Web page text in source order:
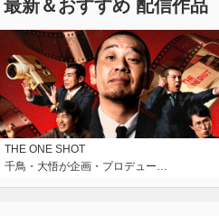
最新＆おすすめ 配信作品
THE ONE SHOT
千鳥・大悟が企画・プロデュー…